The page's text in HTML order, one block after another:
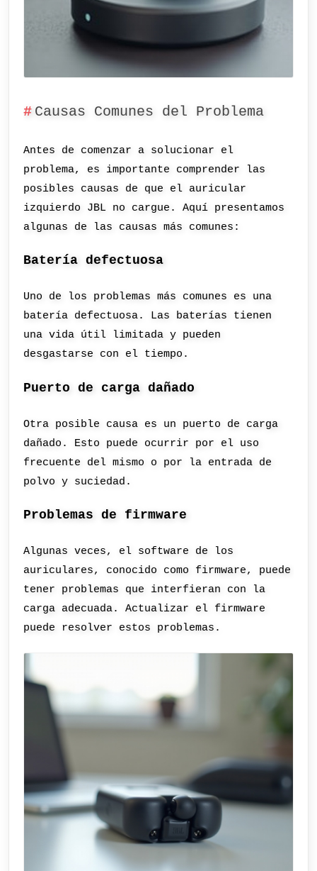
Causas Comunes del Problema
Antes de comenzar a solucionar el
problema, es importante comprender las
posibles causas de que el auricular
izquierdo JBL no cargue. Aquí presentamos
algunas de las causas más comunes:
Batería defectuosa
Uno de los problemas más comunes es una
batería defectuosa. Las baterías tienen
una vida útil limitada y pueden
desgastarse con el tiempo.
Puerto de carga dañado
Otra posible causa es un puerto de carga
dañado. Esto puede ocurrir por el uso
frecuente del mismo o por la entrada de
polvo y suciedad.
Problemas de firmware
Algunas veces, el software de los
auriculares, conocido como firmware, puede
tener problemas que interfieran con la
carga adecuada. Actualizar el firmware
puede resolver estos problemas.